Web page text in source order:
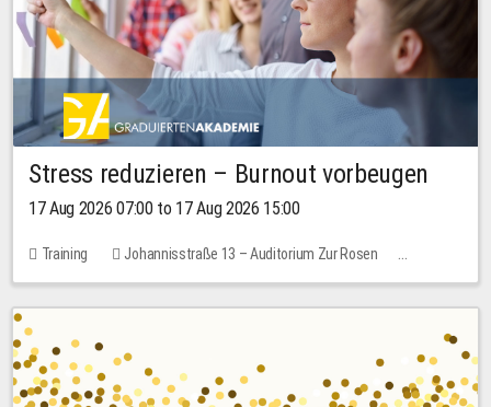
Stress reduzieren – Burnout vorbeugen
17 Aug 2026 07:00 to 17 Aug 2026 15:00
Training
Johannisstraße 13 – Auditorium Zur Rosen
1 place
10.00 EUR